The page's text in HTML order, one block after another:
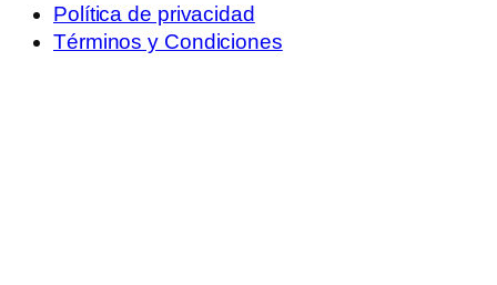
Política de privacidad
Términos y Condiciones